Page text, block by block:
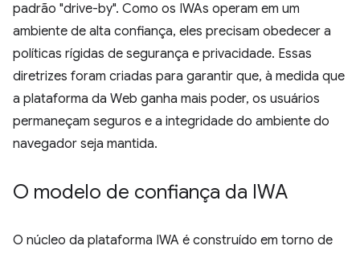
padrão "drive-by". Como os IWAs operam em um
ambiente de alta confiança, eles precisam obedecer a
políticas rígidas de segurança e privacidade. Essas
diretrizes foram criadas para garantir que, à medida que
a plataforma da Web ganha mais poder, os usuários
permaneçam seguros e a integridade do ambiente do
navegador seja mantida.
O modelo de confiança da IWA
O núcleo da plataforma IWA é construído em torno de